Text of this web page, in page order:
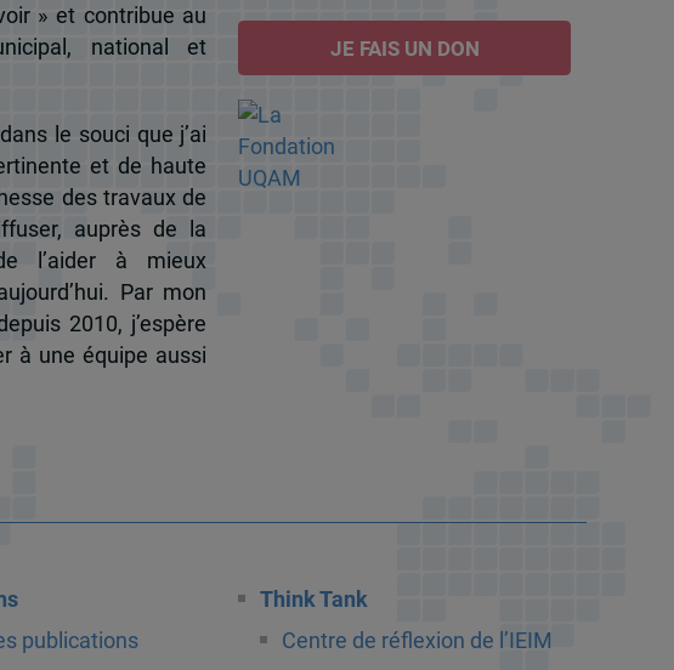
» et contribue au
national et
le souci que j’ai
et de haute
des travaux de
auprès de la
l’aider à mieux
Par mon
2010, j’espère
à une équipe aussi
JE FAIS UN DON
publications
Think Tank
Centre de réflexion de l’IEIM